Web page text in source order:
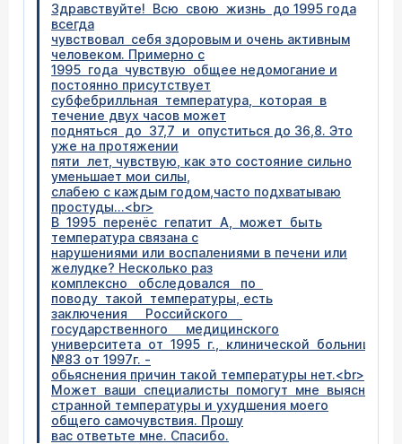
Здравствуйте! Всю свою жизнь до 1995 года
всегда
чувствовал себя здоровым и очень активным
человеком. Примерно с
1995 года чувствую общее недомогание и
постоянно присутствует
субфебрилльная температура, которая в
течение двух часов может
подняться до 37,7 и опуститься до 36,8. Это
уже на протяжении
пяти лет, чувствую, как это состояние сильно
уменьшает мои силы,
слабею с каждым годом,часто подхватываю
простуды...<br>
В 1995 перенёс гепатит А, может быть
температура связана с
нарушениями или воспалениями в печени или
желудке? Несколько раз
комплексно обследовался по
поводу такой температуры, есть
заключения Российского
государственного медицинского
университета от 1995 г., клинической больницы
№83 от 1997г. -
обьяснения причин такой температуры нет.<br>
Может ваши специалисты помогут мне выяснить
странной температуры и ухудшения моего
общего самочувствия. Прошу
вас ответьте мне. Спасибо.